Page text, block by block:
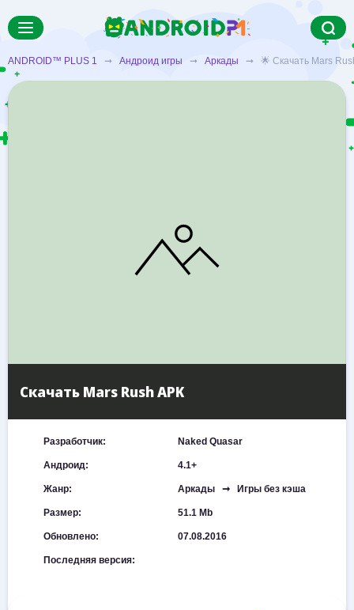
ANDROID™ PLUS 1 ➞ Андроид игры ➞ Аркады ➞ 🌟 Скачать Mars
Скачать Mars Rush APK
Разработчик: Naked Quasar
Андроид: 4.1+
Жанр: Аркады ➞ Игры без кэша
Размер: 51.1 Mb
Обновлено: 07.08.2016
Последняя версия: